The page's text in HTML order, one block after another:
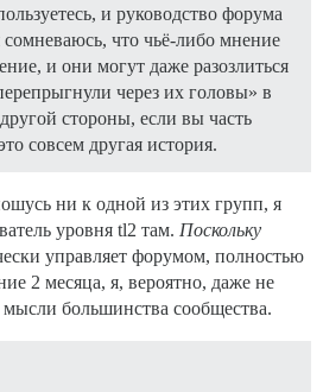
и руководство форума
что чьё-либо мнение
и они могут даже разозлиться
через их головы» в
стороны, если вы часть
совсем другая история.
ни к одной из этих групп, я
уровня tl2 там. Поскольку
управляет форумом, полностью
2 месяца, я, вероятно, даже не
большинства сообщества.